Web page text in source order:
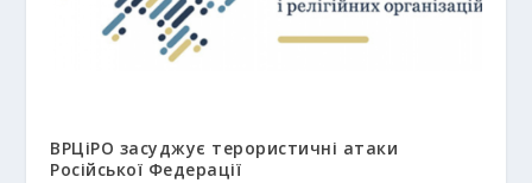
ВРЦіРО засуджує терористичні атаки
Російської Федерації